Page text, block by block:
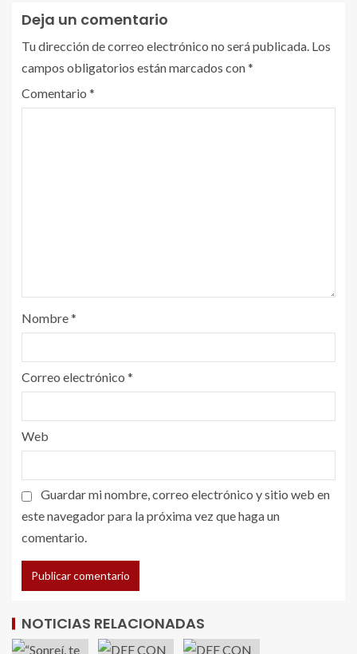
Deja un comentario
Tu dirección de correo electrónico no será publicada. Los
campos obligatorios están marcados con*
Comentario *
Nombre*
Correo electrónico *
Web
Guardar mi nombre, correo electrónico y sitio web en
este navegador para la próxima vez que haga un
comentario.
NOTICIAS RELACIONADAS